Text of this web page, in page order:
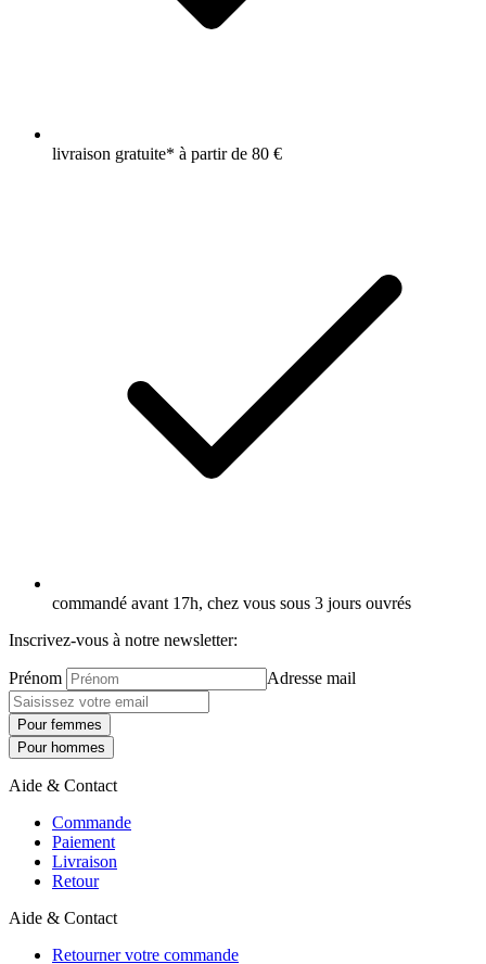
livraison gratuite* à partir de 80 €
commandé avant 17h, chez vous sous 3 jours ouvrés
Inscrivez-vous à notre newsletter:
Prénom Adresse mail
Pour femmes
Pour hommes
Aide & Contact
Commande
Paiement
Livraison
Retour
Aide & Contact
Retourner votre commande